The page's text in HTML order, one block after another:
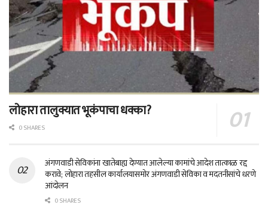
लोहारा तालुक्यात भूकंपाचा धक्का?
0 SHARES
अंगणवाडी सेविकांना खातेबाह्य देण्यात आलेल्या कामांचे आदेश तात्काळ रद्द
करावे; लोहारा तहसील कार्यालयासमोर अंगणवाडी सेविका व मदतनीसांचे धरणे
आंदोलन
0 SHARES